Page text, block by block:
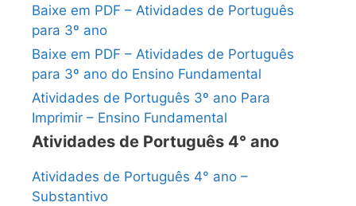
Baixe em PDF – Atividades de Português
para 3º ano
Baixe em PDF – Atividades de Português
para 3º ano do Ensino Fundamental
Atividades de Português 3º ano Para
Imprimir – Ensino Fundamental
Atividades de Português 4° ano
Atividades de Português 4° ano –
Substantivo